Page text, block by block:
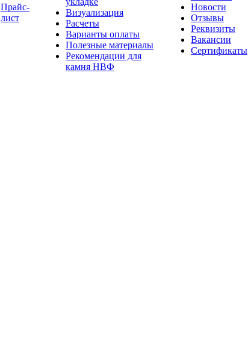
Прайс-
лист
Визуализация
Расчеты
Варианты оплаты
Полезные материалы
Рекомендации для
камня НВФ
Новости
Отзывы
Реквизиты
Вакансии
Сертификаты